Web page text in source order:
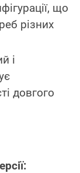
що
різних
і
довгого